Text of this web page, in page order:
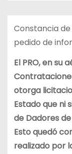
Constancia
pedido de
El PRO, en su
otorga
Estado que ni
de Dadores
Esto quedó
realizado por